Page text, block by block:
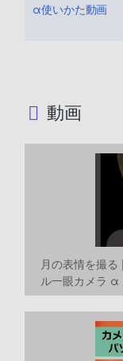
α使いかた動画
動画
月の表情を撮
ル一眼カメラ α